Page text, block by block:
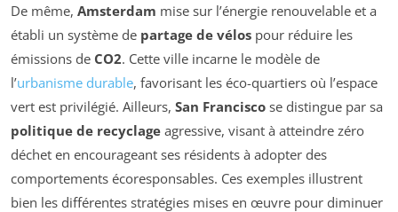
De même, Amsterdam mise sur l’énergie renouvelable et a
établi un système de partage de vélos pour réduire les
émissions de CO2. Cette ville incarne le modèle de
l’urbanisme durable, favorisant les éco-quartiers où l’espace
vert est privilégié. Ailleurs, San Francisco se distingue par sa
politique de recyclage agressive, visant à atteindre zéro
déchet en encourageant ses résidents à adopter des
comportements écoresponsables. Ces exemples illustrent
bien les différentes stratégies mises en œuvre pour diminuer